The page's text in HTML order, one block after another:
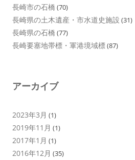
長崎市の石橋 (70)
長崎県の土木遺産・市水道史施設 (31)
長崎県の石橋 (77)
長崎要塞地帯標・軍港境域標(87)
アーカイブ
2023年3月 (1)
2019年11月 (1)
2017年1月 (1)
2016年12月 (35)